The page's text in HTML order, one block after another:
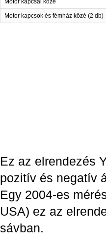
Motor kapcsai közé
Motor kapcsok és fémház közé (2 db)
Ez az elrendezés
pozitív és negatív
Egy 2004-es
USA) ez az
sávban.